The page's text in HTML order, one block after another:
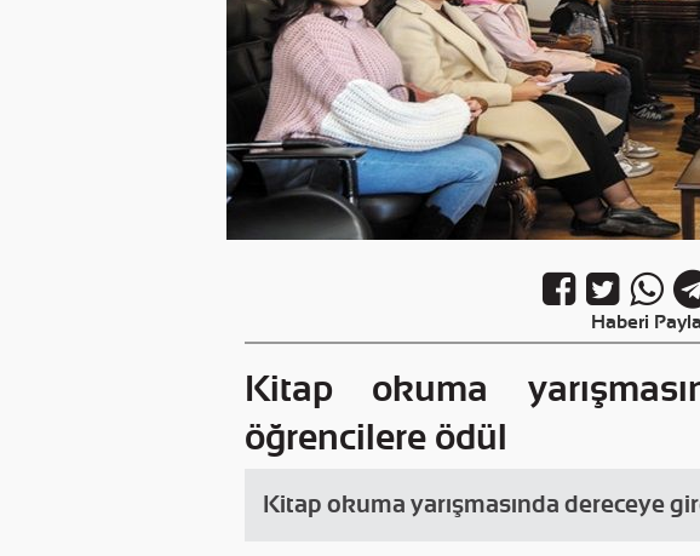
Haberi
Kitap okuma
öğrencilere ödül
Kitap okuma yarışmasında dereceye